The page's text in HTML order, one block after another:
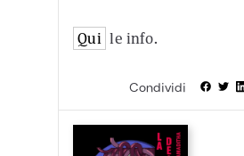
Qui le info.
Condividi